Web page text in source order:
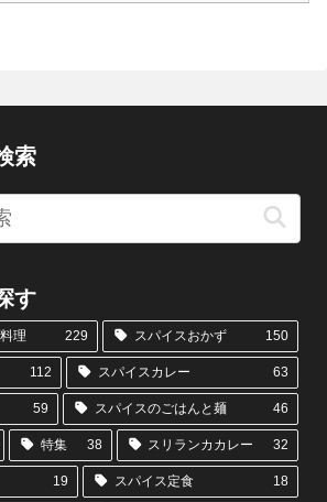
索
す
理 229 スパイスおかず 150
112 スパイスカレー 63
59 スパイスのごはんと麺 46
特集 38 スリランカカレー 32
19 スパイス定食 18